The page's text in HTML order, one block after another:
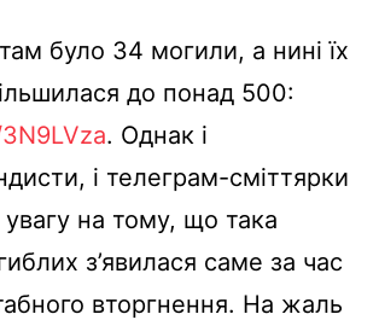
було 34 могили, а нині їх
до понад 500:
. Однак і
і телеграм-сміттярки
на тому, що така
з’явилася саме за час
вторгнення. На жаль